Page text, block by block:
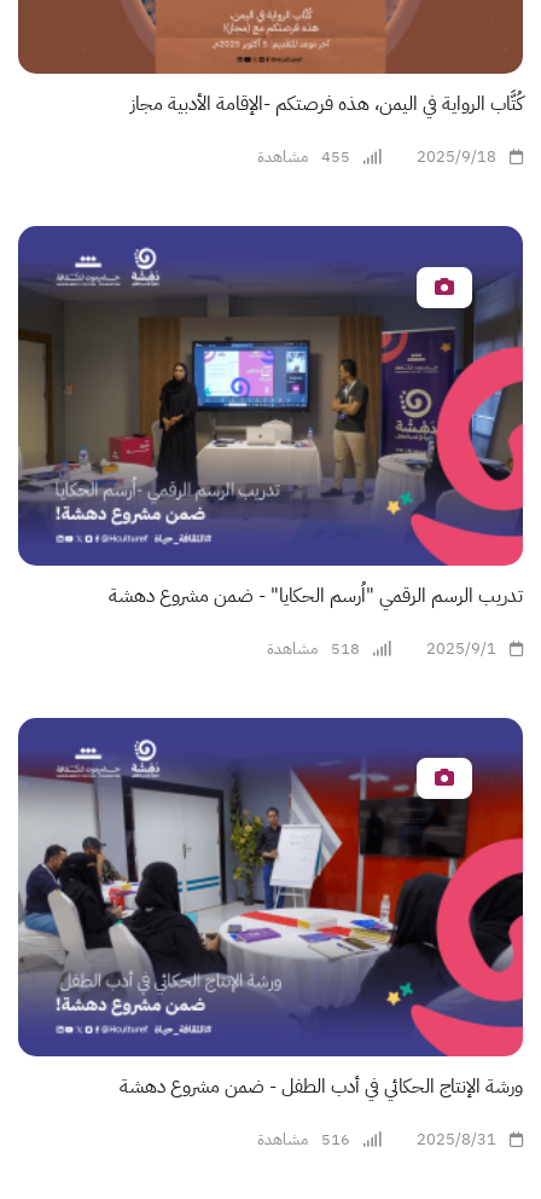
كُتَّاب الرواية في اليمن، هذه فرصتكم -الإقامة الأدبية مجاز
2025/9/18
455 مشاهدة
تدريب الرسم الرقمي "اُرسم الحكايا" - ضمن مشروع دهشة
2025/9/1
518 مشاهدة
ورشة الإنتاج الحكائي في أدب الطفل - ضمن مشروع دهشة
2025/8/31
516 مشاهدة